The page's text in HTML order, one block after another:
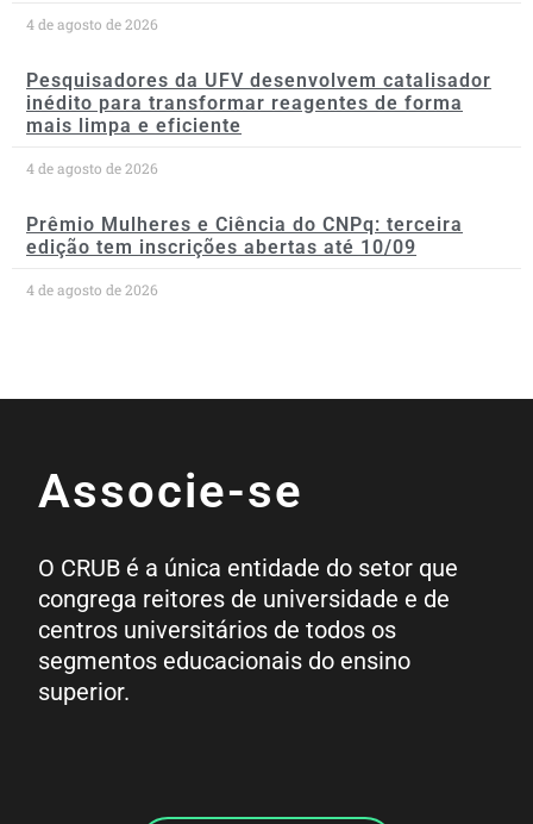
4 de agosto de 2026
Pesquisadores da UFV desenvolvem catalisador
inédito para transformar reagentes de forma
mais limpa e eficiente
4 de agosto de 2026
Prêmio Mulheres e Ciência do CNPq: terceira
edição tem inscrições abertas até 10/09
4 de agosto de 2026
Associe-se
O CRUB é a única entidade do setor que
congrega reitores de universidade e de
centros universitários de todos os
segmentos educacionais do ensino
superior.